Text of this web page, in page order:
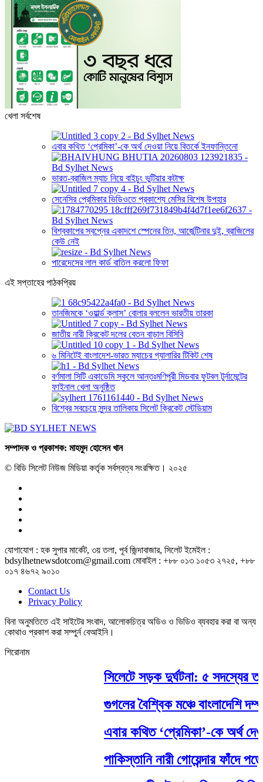
খেলা সর্বশেষ
এবার কথিত ‘প্রেমিকা’-কে অর্থ দেওয়া নিয়ে বিতর্কে ইনফান্তিনো
ভারত-ব্রাজিল ম্যাচ নিয়ে বাইচুং ভুটিয়ার কটাক্ষ
সেনেসির প্রেমিকার ভিডিওতে প্রকাশ্যে মেসির বিশেষ উপহার
বিশ্বকাপের স্বপ্নের একাদশে স্পেনের তিন, আর্জেন্টিনার দুই, ব্রাজিলের
কেউ নেই
পারেদেসের লাল কার্ড বাতিল করলো ফিফা
এই সপ্তাহের পাঠকপ্রিয়
তানজিমকে ‘ওয়ার্ল্ড ক্লাস’ বোলার বললেন ভারতীয় তারকা
জাতীয় নারী ক্রিকেট দলের বেতন বাড়াল বিসিবি
৬ মিনিটেই বাংলাদেশ-ভারত ম্যাচের গ্যালারির টিকিট শেষ
বর্ণমালা সিটি একাডেমি স্কুলে আন্তঃমণিপুরী মিডবার ফুটবল টুর্নামেন্টের
ফাইনাল খেলা অনুষ্ঠিত
বিশ্বের সবচেয়ে সুন্দর তালিকায় সিলেট ক্রিকেট স্টেডিয়াম
সম্পাদক ও প্রকাশক: মাহমুদ হোসেন খান
© বিডি সিলেট নিউজ মিডিয়া কর্তৃক সর্বস্বত্ব সংরক্ষিত। ২০২৫
যোগাযোগ : হক সুপার মার্কেট, ৩য় তলা, পূর্ব জিন্দাবাজার, সিলেট ইমেইল :
bdsylhetnewsdotcom@gmail.com মোবাইল : +৮৮ ০১৩ ১০৫৩ ২৭২৫, +৮৮
০১৭ ৪৬৭২ ৯০১০
Contact Us
Privacy Policy
বিনা অনুমতিতে এই সাইটের সংবাদ, আলোকচিত্র অডিও ও ভিডিও ব্যবহার করা বা অন্য
কোথাও প্রকাশ করা সম্পুর্ন বেআইনি।
শিরোনাম
সিলেটে সড়ক দুর্ঘটনা: ৫ সদস্যের
গুগলের বৈশ্বিক মঞ্চে বাংলাদেশি
এবার কথিত ‘প্রেমিকা’-কে অর্থ
পাকিস্তানি নারী গোয়েন্দার ফাঁদে